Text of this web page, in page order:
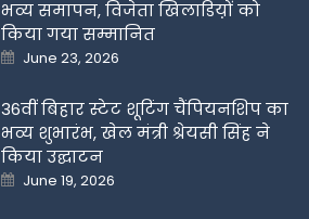
भव्य समापन, विजेता खिलाडिय़ों को
किया गया सम्मानित
Posted
on
June 23, 2026
36वीं बिहार स्टेट शूटिंग चैंपियनशिप का
भव्य शुभारंभ, खेल मंत्री श्रेयसी सिंह ने
किया उद्घाटन
Posted
on
June 19, 2026